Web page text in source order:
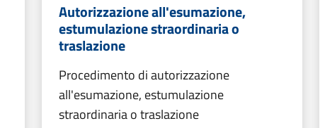
Autorizzazione all'esumazione,
estumulazione straordinaria o
traslazione
Procedimento di autorizzazione
all'esumazione, estumulazione
straordinaria o traslazione